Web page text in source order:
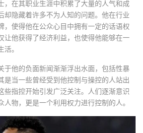
，在其职业生涯中积累了大量的人气和成
却隐藏着许多不为人知的问题。他在行业
，使得他在公众心目中拥有一定的话语权
让他获得了经济利益，也使得他能够在一
。
于他的负面新闻渐渐浮出水面，包括性暴
是当一些曾经受到他控制与操控的人站出
些指控开始引发广泛关注。人们逐渐意识
人物，更是一个利用权力进行控制的人。